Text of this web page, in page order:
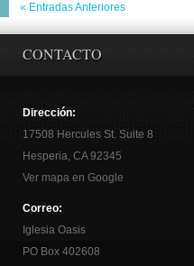
« Entradas Anteriores
CONTACTO
Dirección:
17508 Hercules St. Suite 8
Hesperia, CA 92345
Ver mapa en Google
Correo:
Iglesia Oasis
PO Box 402608